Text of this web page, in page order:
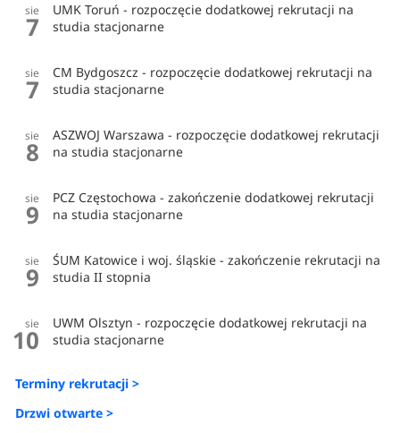
sie
7
UMK Toruń - rozpoczęcie dodatkowej rekrutacji na
studia stacjonarne
sie
7
CM Bydgoszcz - rozpoczęcie dodatkowej rekrutacji na
studia stacjonarne
sie
8
ASZWOJ Warszawa - rozpoczęcie dodatkowej rekrutacji
na studia stacjonarne
sie
9
PCZ Częstochowa - zakończenie dodatkowej rekrutacji
na studia stacjonarne
sie
9
ŚUM Katowice i woj. śląskie - zakończenie rekrutacji na
studia II stopnia
sie
10
UWM Olsztyn - rozpoczęcie dodatkowej rekrutacji na
studia stacjonarne
Terminy rekrutacji >
Drzwi otwarte >